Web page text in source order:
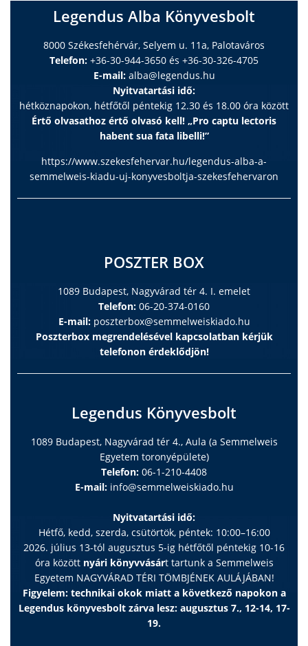
Legendus Alba Könyvesbolt
8000 Székesfehérvár, Selyem u. 11a, Palotaváros
Telefon: +36-30-944-3650 és +36-30-326-4705
E-mail: alba@legendus.hu
Nyitvatartási idő:
hétköznapokon, hétfőtől péntekig 12.30 és 18.00 óra között
Értő olvasathoz értő olvasó kell! „Pro captu lectoris
habent sua fata libelli!”
https://www.szekesfehervar.hu/legendus-alba-a-
semmelweis-kiadu-uj-konyvesboltja-szekesfehervaron
POSZTER BOX
1089 Budapest, Nagyvárad tér 4. I. emelet
Telefon: 06-20-374-0160
E-mail: poszterbox@semmelweiskiado.hu
Poszterbox megrendelésével kapcsolatban kérjük
telefonon érdeklődjön!
Legendus Könyvesbolt
1089 Budapest, Nagyvárad tér 4., Aula (a Semmelweis
Egyetem toronyépülete)
Telefon: 06-1-210-4408
E-mail: info@semmelweiskiado.hu
Nyitvatartási idő:
Hétfő, kedd, szerda, csütörtök, péntek: 10:00–16:00
2026. július 13-tól augusztus 5-ig hétfőtől péntekig 10-16
óra között nyári könyvvásárt tartunk a Semmelweis
Egyetem NAGYVÁRAD TÉRI TÖMBJÉNEK AULÁJÁBAN!
Figyelem: technikai okok miatt a következő napokon a
Legendus könyvesbolt zárva lesz: augusztus 7., 12-14, 17-
19.